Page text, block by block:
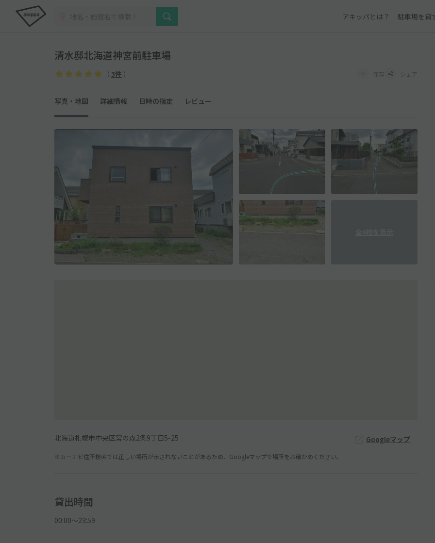
アキッパとは？ 駐車場を貸
清水邸北海道神宮前駐車場
（ 3件 ） 保存 シェア
写真・地図 詳細情報 日時の指定 レビュー
北海道札幌市中央区宮の森2条9丁目5-25 Googleマップ
※カーナビ住所検索では正しい場所が示されないことがあるため、Googleマップで場所をお確かめください。
貸出時間
00:00〜23:59